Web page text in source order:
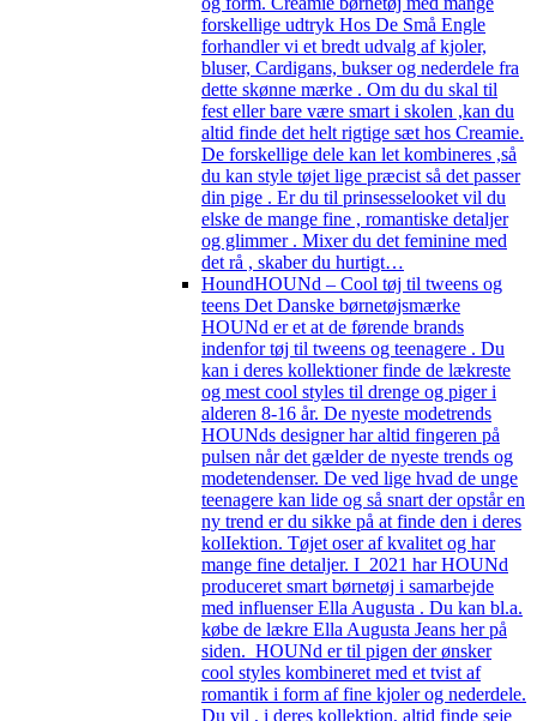
forskellige udtryk Hos De Små Engle
forhandler vi et bredt udvalg af kjoler,
bluser, Cardigans, bukser og nederdele fra
dette skønne mærke . Om du du skal til
fest eller bare være smart i skolen ,kan du
altid finde det helt rigtige sæt hos Creamie.
De forskellige dele kan let kombineres ,så
du kan style tøjet lige præcist så det passer
din pige . Er du til prinsesselooket vil du
elske de mange fine , romantiske detaljer
og glimmer . Mixer du det feminine med
det rå , skaber du hurtigt…
HoundHOUNd – Cool tøj til tweens og
teens Det Danske børnetøjsmærke
HOUNd er et at de førende brands
indenfor tøj til tweens og teenagere . Du
kan i deres kollektioner finde de lækreste
og mest cool styles til drenge og piger i
alderen 8-16 år. De nyeste modetrends
HOUNds designer har altid fingeren på
pulsen når det gælder de nyeste trends og
modetendenser. De ved lige hvad de unge
teenagere kan lide og så snart der opstår en
ny trend er du sikke på at finde den i deres
kolIektion. Tøjet oser af kvalitet og har
mange fine detaljer. I 2021 har HOUNd
produceret smart børnetøj i samarbejde
med influenser Ella Augusta . Du kan bl.a.
købe de lækre Ella Augusta Jeans her på
siden. HOUNd er til pigen der ønsker
cool styles kombineret med et tvist af
romantik i form af fine kjoler og nederdele.
Du vil , i deres kollektion, altid finde seje